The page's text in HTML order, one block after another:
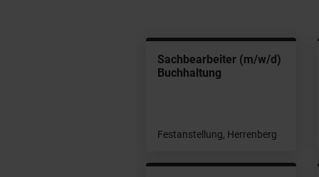
Sachbearbeiter (m/w/d)
Buchhaltung
Festanstellung, Herrenberg